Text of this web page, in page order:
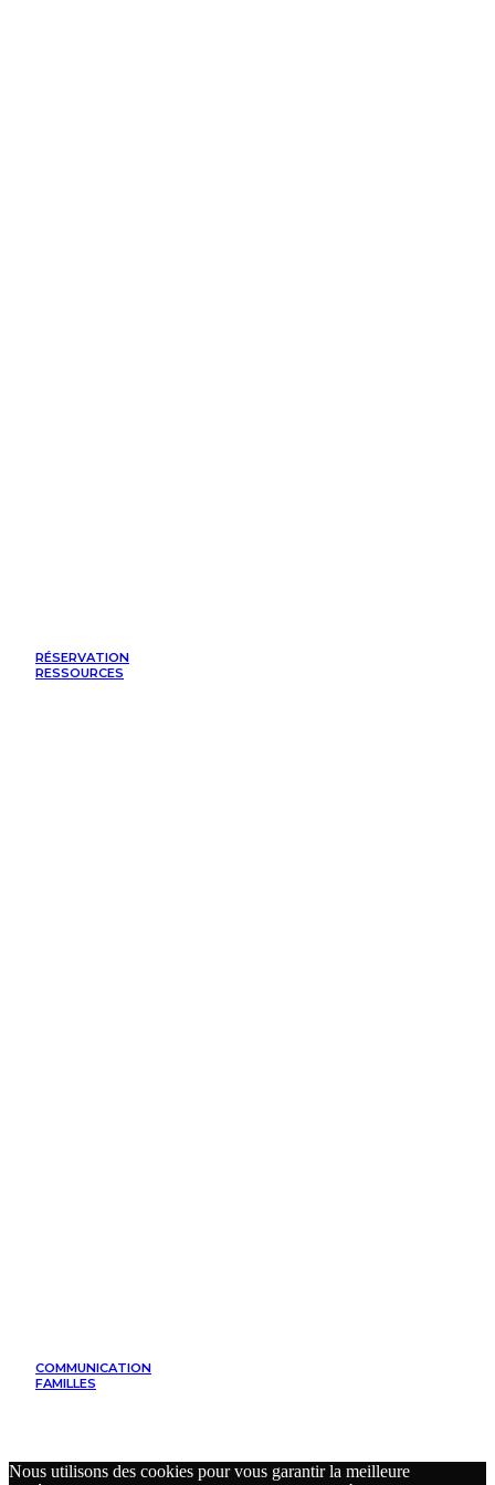
RÉSERVATION
RESSOURCES
COMMUNICATION
FAMILLES
Nous utilisons des cookies pour vous garantir la meilleure